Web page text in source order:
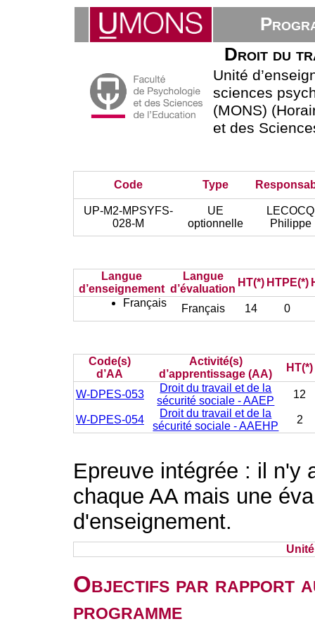
Droit du
Unité
sciences
(MONS)
et des
Code Type
UP-M2-MPSYFS-
028-M
UE
optionnelle
LECOCQ
Philippe
Langue
d’enseignement
Langue
d’évaluation
HT(*) HTPE(*)
Français
Français 14 0
Code(s)
d’AA
Activité(s)
d’apprentissage (AA)
HT(*)
W-DPES-053
Droit du travail et de la
sécurité sociale - AAEP
12
W-DPES-054
Droit du travail et de la
sécurité sociale - AAEHP
2
Epreuve intégrée : il n'y
chaque AA mais une
d'enseignement.
Objectifs par rapport
programme